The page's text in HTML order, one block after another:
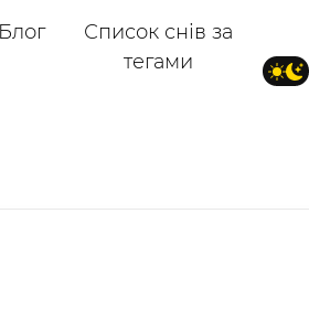
Блог
Список снів за
тегами